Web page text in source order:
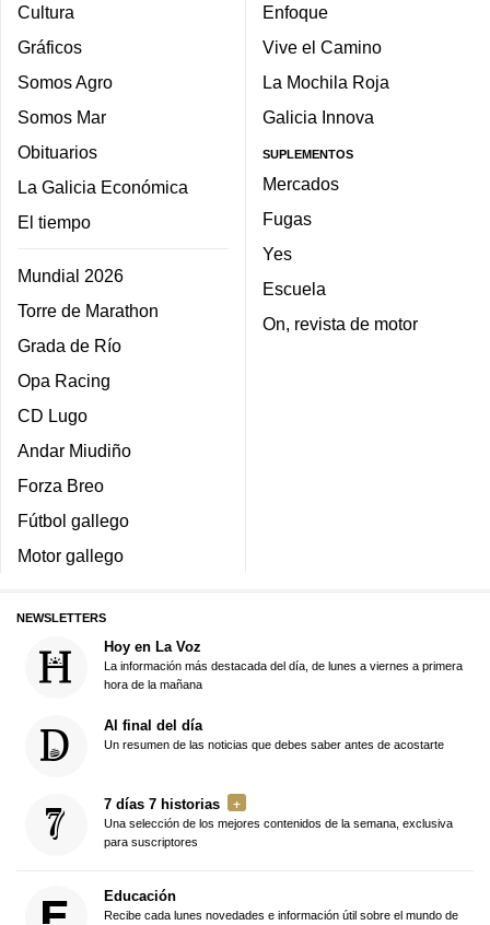
Cultura
Gráficos
Somos Agro
Somos Mar
Obituarios
La Galicia Económica
El tiempo
Mundial 2026
Torre de Marathon
Grada de Río
Opa Racing
CD Lugo
Andar Miudiño
Forza Breo
Fútbol gallego
Motor gallego
Enfoque
Vive el Camino
La Mochila Roja
Galicia Innova
SUPLEMENTOS
Mercados
Fugas
Yes
Escuela
On, revista de motor
NEWSLETTERS
Hoy en La Voz
La información más destacada del día, de lunes a viernes a primera
hora de la mañana
Al final del día
Un resumen de las noticias que debes saber antes de acostarte
7 días 7 historias
Una selección de los mejores contenidos de la semana, exclusiva
para suscriptores
Educación
Recibe cada lunes novedades e información útil sobre el mundo de